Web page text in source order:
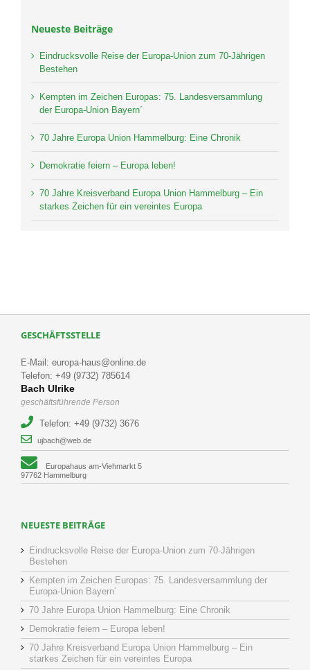
Neueste Beiträge
Eindrucksvolle Reise der Europa-Union zum 70-Jährigen
Bestehen
Kempten im Zeichen Europas: 75. Landesversammlung
der Europa-Union Bayern´
70 Jahre Europa Union Hammelburg: Eine Chronik
Demokratie feiern – Europa leben!
70 Jahre Kreisverband Europa Union Hammelburg – Ein
starkes Zeichen für ein vereintes Europa
GESCHÄFTSSTELLE
E-Mail: europa-haus@online.de
Telefon: +49 (9732) 785614
Bach Ulrike
geschäftsführende Person
Telefon: +49 (9732) 3676
ujbach@web.de
Europahaus am-Viehmarkt 5
97762 Hammelburg
NEUESTE BEITRÄGE
Eindrucksvolle Reise der Europa-Union zum 70-Jährigen
Bestehen
Kempten im Zeichen Europas: 75. Landesversammlung der
Europa-Union Bayern´
70 Jahre Europa Union Hammelburg: Eine Chronik
Demokratie feiern – Europa leben!
70 Jahre Kreisverband Europa Union Hammelburg – Ein
starkes Zeichen für ein vereintes Europa